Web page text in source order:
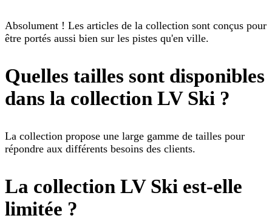
Absolument ! Les articles de la collection sont conçus pour
être portés aussi bien sur les pistes qu'en ville.
Quelles tailles sont disponibles
dans la collection LV Ski ?
La collection propose une large gamme de tailles pour
répondre aux différents besoins des clients.
La collection LV Ski est-elle
limitée ?